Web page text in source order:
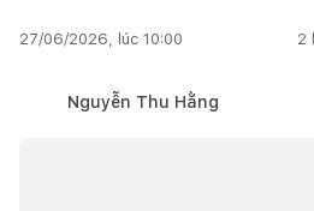
27/06/2026, lúc 10:00 2
Nguyễn Thu Hằng